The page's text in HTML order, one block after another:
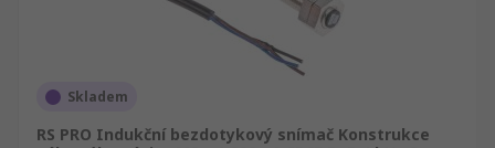
Skladem
RS PRO Indukční bezdotykový snímač Konstrukce